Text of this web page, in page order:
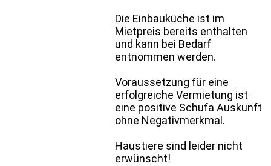
Die Einbauküche ist im
Mietpreis bereits enthalten
und kann bei Bedarf
entnommen werden.
Voraussetzung für eine
erfolgreiche Vermietung ist
eine positive Schufa Auskunft
ohne Negativmerkmal.
Haustiere sind leider nicht
erwünscht!